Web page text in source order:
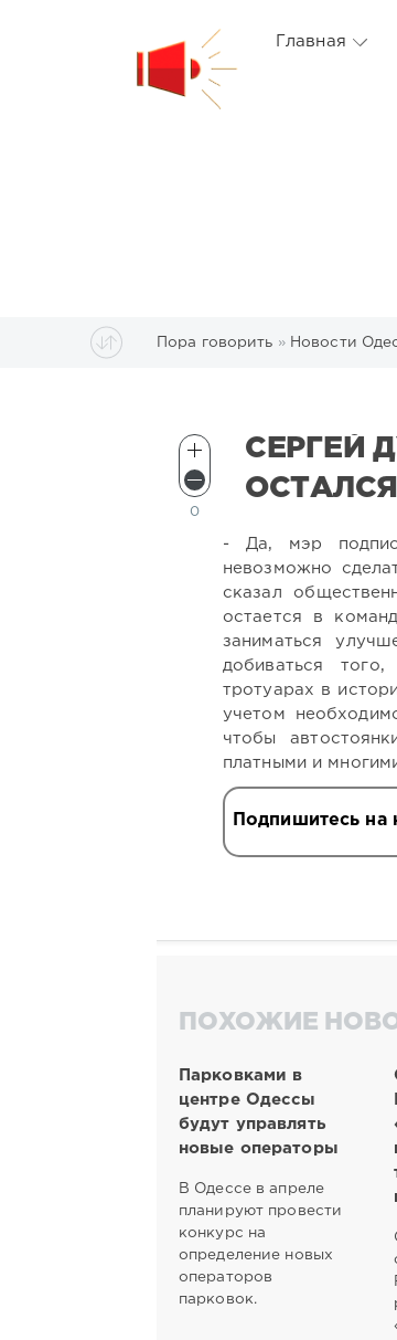
Главная
Пора говорить » Новости
СЕРГЕЙ
ОСТАЛСЯ
0
- Да, мэр
невозможно
сказал
остается в
заниматься
добиваться
тротуарах в
учетом
чтобы
платными и
Подпишитесь на
ПОХОЖИЕ
Парковками в
центре Одессы
будут управлять
новые операторы
В Одессе в апреле
планируют провести
конкурс на
определение новых
операторов
парковок.